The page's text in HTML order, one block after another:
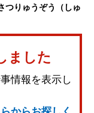
つりゅうぞう（しゅ
ました
情報を表示し